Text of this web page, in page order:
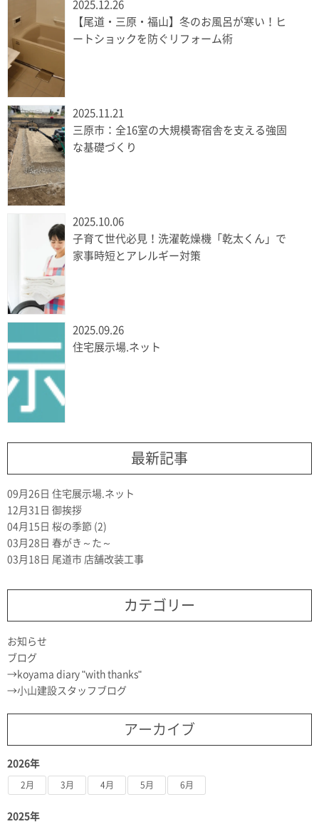
2025.12.26
【尾道・三原・福山】冬のお風呂が寒い！ヒ
ートショックを防ぐリフォーム術
2025.11.21
三原市：全16室の大規模寄宿舎を支える強固
な基礎づくり
2025.10.06
子育て世代必見！洗濯乾燥機「乾太くん」で
家事時短とアレルギー対策
2025.09.26
住宅展示場.ネット
最新記事
09月26日 住宅展示場.ネット
12月31日 御挨拶
04月15日 桜の季節 (2)
03月28日 春がき～た～
03月18日 尾道市 店舗改装工事
カテゴリー
お知らせ
ブログ
koyama diary "with thanks"
小山建設スタッフブログ
アーカイブ
2026年
2月 3月 4月 5月 6月
2025年